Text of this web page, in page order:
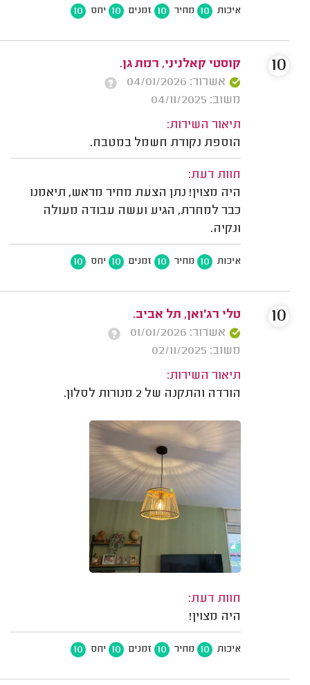
איכות 10 מחיר 10 זמנים 10 יחס 10
קוסטי קאלניני, רמת גן.
אשרור: 04/01/2026
משוב: 04/11/2025
תיאור השירות:
הוספת נקודת חשמל במטבח.
חוות דעת:
היה מצוין! נתן הצעת מחיר מראש, תיאמנו
כבר למחרת, הגיע ועשה עבודה מעולה
ונקיה.
איכות 10 מחיר 10 זמנים 10 יחס 10
10
טלי רג׳ואן, תל אביב.
אשרור: 01/01/2026
משוב: 02/11/2025
תיאור השירות:
הורדה והתקנה של 2 מנורות לסלון.
חוות דעת:
היה מצוין!
איכות 10 מחיר 10 זמנים 10 יחס 10
10